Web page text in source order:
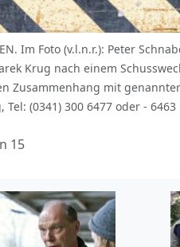
Im Foto (v.l.n.r.): Peter
Krug nach einem
Zusammenhang mit
(0341) 300 6477 oder - 6463
15